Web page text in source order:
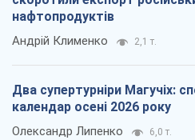
нафтопродуктів
Андрій Клименко 2,1 т.
Два супертурніри Магучіх:
календар осені 2026 року
Олександр Липенко 6,0 т.